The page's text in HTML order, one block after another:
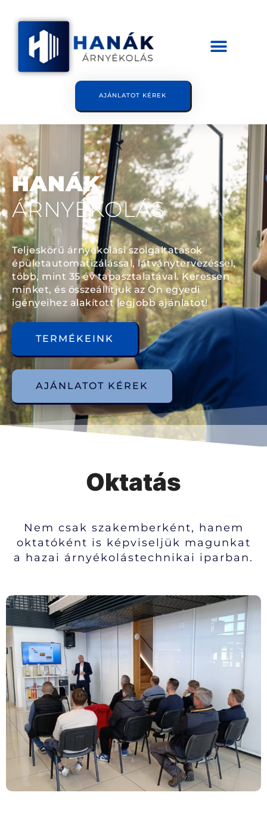
AJÁNLATOT KÉREK
HANÁK
ÁRNYÉKOLÁS
Teljeskörű árnyékolási szolgáltatások
épületautomatizálással, látványtervezéssel,
több, mint 35 év tapasztalatával. Keressen
minket, és összeállítjuk az Ön egyedi
igényeihez alakított legjobb ajánlatot!
TERMÉKEINK
AJÁNLATOT KÉREK
Oktatás
Nem csak szakemberként, hanem
oktatóként is képviseljük magunkat
a hazai árnyékolástechnikai iparban.